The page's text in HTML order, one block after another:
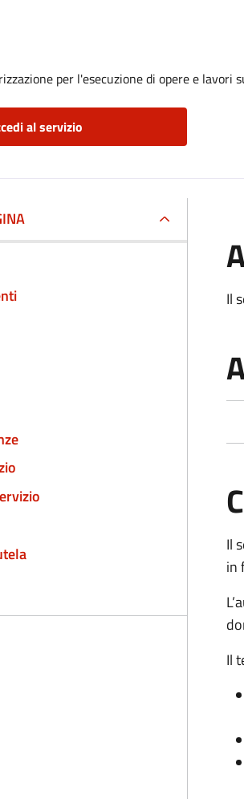
per l'esecuzione di opere e lavori
al servizio
Il
Il
in
Il